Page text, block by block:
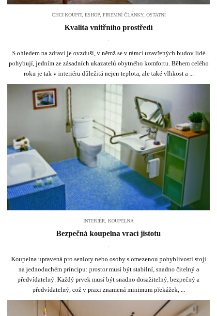
CHCI KOUPIT, ESHOP, FIREMNÍ ČLÁNKY, OSTATNÍ
Kvalita vnitřního prostředí
.
S ohledem na zdraví je ovzduší, v němž se v rámci uzavřených budov lidé
pohybují, jedním ze zásadních ukazatelů obytného komfortu. Během celého
roku je tak v interiéru důležitá nejen teplota, ale také vlhkost a ...
INTERIÉR, KOUPELNA
Bezpečná koupelna vrací jistotu
.
Koupelna upravená pro seniory nebo osoby s omezenou pohyblivostí stojí
na jednoduchém principu: prostor musí být stabilní, snadno čitelný a
předvídatelný. Každý prvek musí být snadno dosažitelný, bezpečný a
předvídatelný, což v praxi znamená minimum překážek, ...